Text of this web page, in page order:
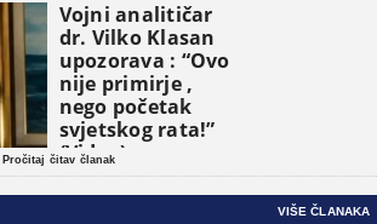
Vojni analitičar
dr. Vilko Klasan
upozorava : “Ovo
nije primirje ,
nego početak
svjetskog rata!”
(Video)
Pročitaj čitav članak
VIŠE ČLANAKA